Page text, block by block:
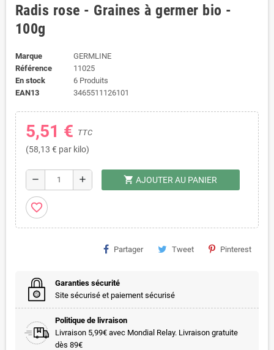
Radis rose - Graines à germer bio -
100g
Marque
GERMLINE
Référence
11025
En stock
6 Produits
EAN13
3465511126101
5,51 € TTC
(58,13 € par kilo)
remove add shopping_cart AJOUTER AU PANIER
favorite_border
Partager Tweet Pinterest
Garanties sécurité
Site sécurisé et paiement sécurisé
Politique de livraison
Livraison 5,99€ avec Mondial Relay. Livraison gratuite
dès 89€